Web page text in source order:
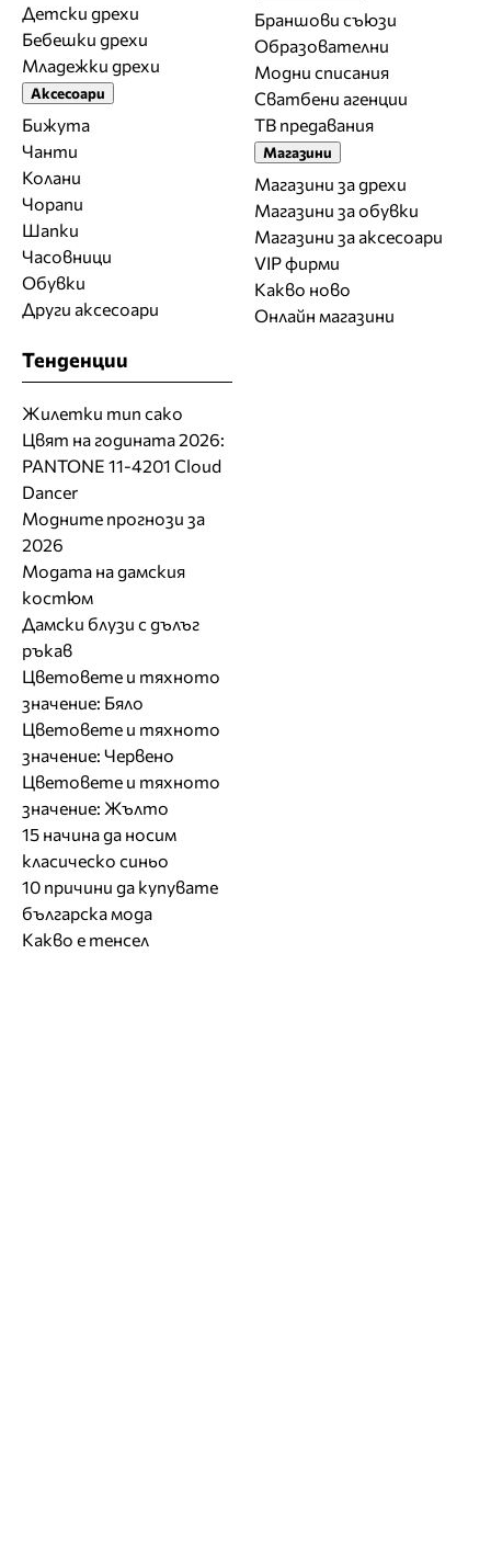
Детски дрехи
Бебешки дрехи
Младежки дрехи
Аксесоари
Бижута
Чанти
Колани
Чорапи
Шапки
Часовници
Обувки
Други аксесоари
Браншови съюзи
Образователни
Модни списания
Сватбени агенции
ТВ предавания
Магазини
Магазини за дрехи
Магазини за обувки
Магазини за aксесоари
VIP фирми
Какво ново
Онлайн магазини
Тенденции
Жилетки тип сако
Цвят на годината 2026:
PANTONE 11-4201 Cloud
Dancer
Модните прогнози за
2026
Модата на дамския
костюм
Дамски блузи с дълъг
ръкав
Цветовете и тяхното
значение: Бяло
Цветовете и тяхното
значение: Червено
Цветовете и тяхното
значение: Жълто
15 начина да носим
класическо синьо
10 причини да купувате
българска мода
Какво е тенсел